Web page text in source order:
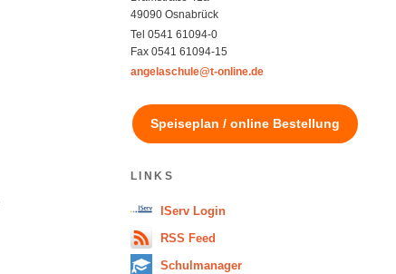
49090 Osnabrück
Tel 0541 61094-0
Fax 0541 61094-15
angelaschule@t-online.de
Speiseplan / online Bestellung
LINKS
IServ Login
RSS Feed
Schulmanager